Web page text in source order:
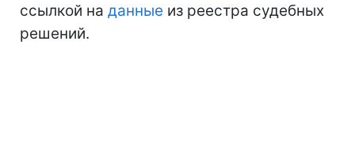
ссылкой на данные из реестра судебных
решений.